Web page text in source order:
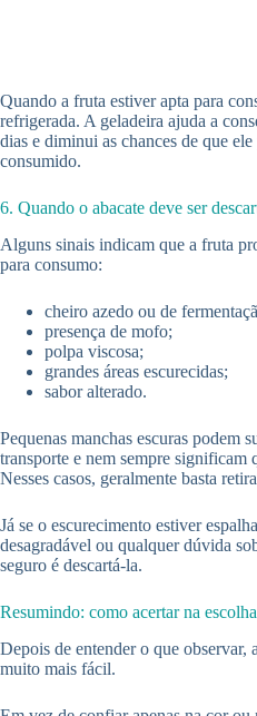
Quando a fruta estiver apta para
refrigerada. A geladeira ajuda a
dias e diminui as chances de que
consumido.
6. Quando o abacate deve ser
Alguns sinais indicam que a fruta
para consumo:
cheiro azedo ou de
presença de mofo;
polpa viscosa;
grandes áreas escurecidas;
sabor alterado.
Pequenas manchas escuras podem
transporte e nem sempre significam
Nesses casos, geralmente basta
Já se o escurecimento estiver
desagradável ou qualquer dúvida
seguro é descartá-la.
Resumindo: como acertar na
Depois de entender o que observar,
muito mais fácil.